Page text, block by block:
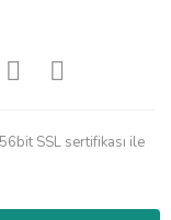
SSL sertifikası ile